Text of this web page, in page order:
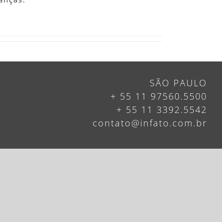
SÃO PAULO
+ 55 11 97560.5500
+ 55 11 3392.5542
contato@infato.com.br